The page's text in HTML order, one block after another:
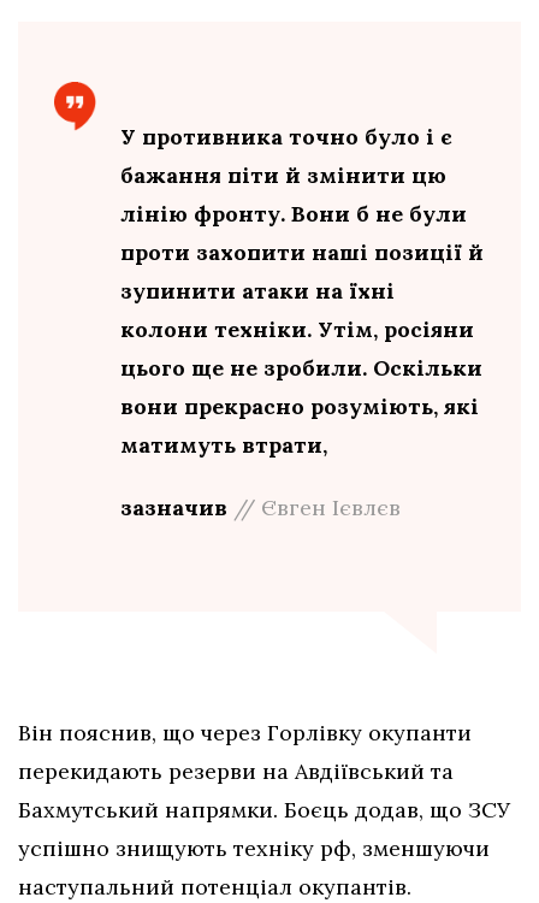
У противника точно було і є
бажання піти й змінити цю
лінію фронту. Вони б не були
проти захопити наші позиції й
зупинити атаки на їхні
колони техніки. Утім, росіяни
цього ще не зробили. Оскільки
вони прекрасно розуміють, які
матимуть втрати,
зазначив // Євген Ієвлєв
Він пояснив, що через Горлівку окупанти
перекидають резерви на Авдіївський та
Бахмутський напрямки. Боєць додав, що ЗСУ
успішно знищують техніку рф, зменшуючи
наступальний потенціал окупантів.